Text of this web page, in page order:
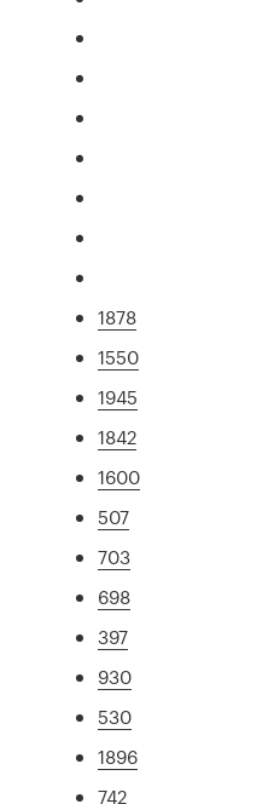
1878
1550
1945
1842
1600
507
703
698
397
930
530
1896
742